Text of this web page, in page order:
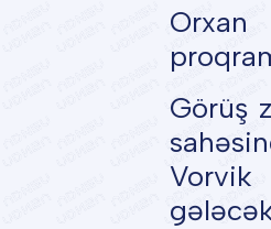
Görüş
Vorvik